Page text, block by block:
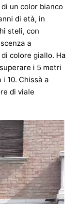
un color bianco
di età, in
steli, con
a
colore giallo. Ha
i 5 metri
10. Chissà a
di viale